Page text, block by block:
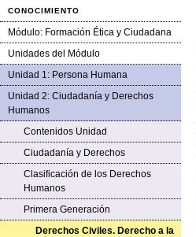
conocimiento
Módulo: Formación Ética y Ciudadana
Unidades del Módulo
Unidad 1: Persona Humana
Unidad 2: Ciudadanía y Derechos
Humanos
Contenidos Unidad
Ciudadanía y Derechos
Clasificación de los Derechos
Humanos
Primera Generación
Derechos Civiles. Derecho a la